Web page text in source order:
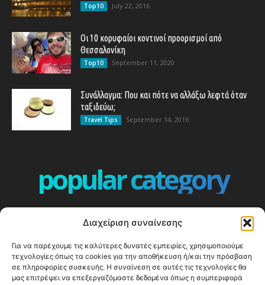
Διαχείριση συναίνεσης
Για να παρέχουμε τις καλύτερες δυνατές εμπειρίες, χρησιμοποιούμε
τεχνολογίες όπως τα cookies για την αποθήκευση ή/και την πρόσβαση
σε πληροφορίες συσκευής. Η συναίνεση σε αυτές τις τεχνολογίες θα
μας επιτρέψει να επεξεργαζόμαστε δεδομένα όπως η συμπεριφορά
Top10 July 22, 2016
Οι 10 κορυφαίοι κοντινοί προορισμοί από
Θεσσαλονίκη
Top10 September 11, 2020
Συνάλλαγμα: Που και πότε να αλλάξω λεφτά όταν
ταξιδεύω;
Travel Tips September 14, 2016
popular category
360
ΕΥΡΩΠΗ
332
ΚΟΣΜΟΣ - WORLD
328